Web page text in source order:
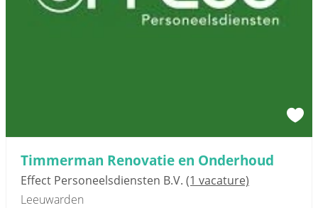
Timmerman Renovatie en Onderhoud
Effect Personeelsdiensten B.V. (1 vacature)
Leeuwarden